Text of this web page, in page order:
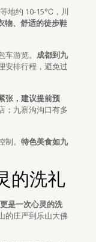
地约 10-15℃，川
物、舒适的徒步鞋
游览。 成都到九
安排行程，避免过
张，建议提前预
；九寨沟沟口有多
。 特色美食如九
的洗礼
是一次心灵的洗
的庄严到乐山大佛